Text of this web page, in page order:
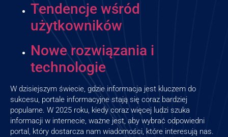
Tendencje wśród
użytkowników
Nowe rozwiązania i
technologie
W dzisiejszym świecie, gdzie informacja jest kluczem do
sukcesu, portale informacyjne stają się coraz bardziej
popularne. W 2025 roku, kiedy coraz więcej ludzi szuka
informacji w internecie, ważne jest, aby wybrać odpowiedni
portal, który dostarcza nam wiadomości, które interesują nas.